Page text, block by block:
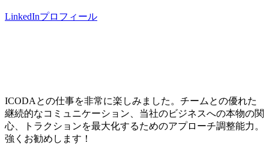
LinkedInプロフィール
ICODAとの仕事を非常に楽しみました。チームとの優れた
継続的なコミュニケーション、当社のビジネスへの本物の関
心、トラクションを最大化するためのアプローチ調整能力。
強くお勧めします！